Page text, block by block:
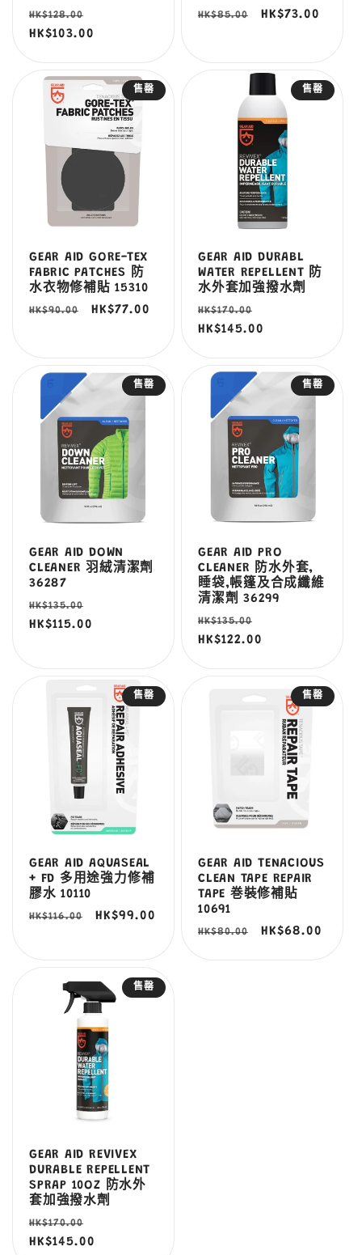
定
價
HK$128.00
價
HK$103.00
定
HK$85.00
售
HK$73.00
售罄
GEAR AID GORE-TEX
FABRIC PATCHES 防
水衣物修補貼 15310
定
HK$90.00
售
HK$77.00
售罄
GEAR AID DURABL
WATER REPELLENT 防
水外套加強撥水劑
定
價
HK$170.00
價
HK$145.00
售罄
GEAR AID DOWN
CLEANER 羽絨清潔劑
36287
定
價
HK$135.00
HK$115.00
售罄
GEAR AID PRO
CLEANER 防水外套,
睡袋,帳篷及合成纖維
清潔劑 36299
定
價
HK$135.00
價
HK$122.00
售罄
GEAR AID AQUASEAL
+ FD 多用途強力修補
膠水 10110
定
HK$116.00
售
HK$99.00
售罄
GEAR AID TENACIOUS
CLEAN TAPE REPAIR
TAPE 巻裝修補貼
10691
定
HK$80.00
售
HK$68.00
售罄
GEAR AID REVIVEX
DURABLE REPELLENT
SPRAP 10OZ 防水外
套加強撥水劑
定
價
HK$170.00
價
HK$145.00